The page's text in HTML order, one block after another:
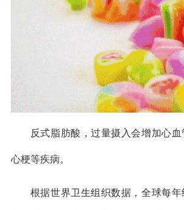
反式脂肪酸，过量摄入会增加心
心梗等疾病。
根据世界卫生组织数据，全球每年